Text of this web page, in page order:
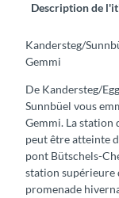
Description de
Kandersteg/
Gemmi
De Kandersteg/
Sunnbüel vous
Gemmi. La station
peut être atteinte
pont Bütschels-
station supérieure
promenade